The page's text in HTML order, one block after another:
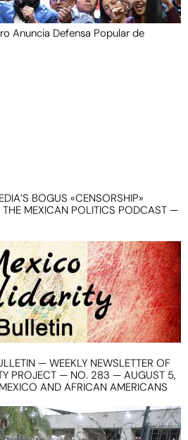
Anuncia Defensa Popular de
BOGUS «CENSORSHIP»
MEXICAN POLITICS PODCAST —
— WEEKLY NEWSLETTER OF
PROJECT — NO. 283 — AUGUST 5,
AND AFRICAN AMERICANS